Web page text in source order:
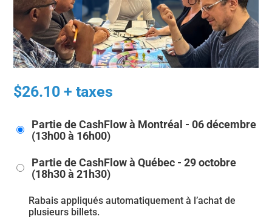
$26.10 + taxes
Partie de CashFlow à Montréal - 06 décembre
(13h00 à 16h00)
Partie de CashFlow à Québec - 29 octobre
(18h30 à 21h30)
Rabais appliqués automatiquement à l’achat de
plusieurs billets.